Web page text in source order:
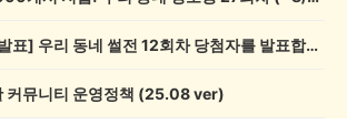
💰[당첨자 발표] 우리 동네 썰전 12회차 당첨자를 발표합니다!
커뮤니티 운영정책 (25.08 ver)